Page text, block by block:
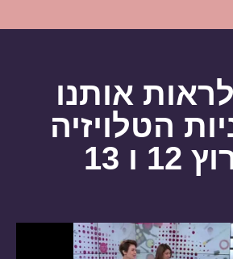
אותנו
הטלויזיה
ו 13